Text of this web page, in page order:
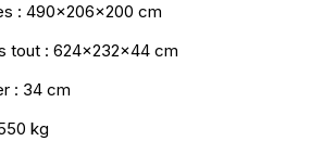
: 490x206x200 cm
tout : 624x232x44 cm
: 34 cm
kg